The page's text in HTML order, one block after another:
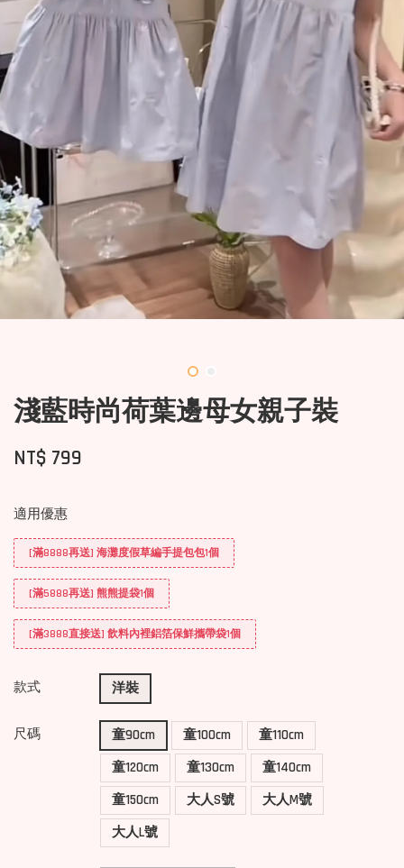
淺藍時尚荷葉邊母女親子裝
NT$ 799
適用優惠
[滿8888再送] 海灘度假草編手提包包1個
[滿5888再送] 熊熊提袋1個
[滿3888直接送] 飲料內裡鋁箔保鮮攜帶袋1個
款式 洋裝
尺碼 童90cm 童100cm
童110cm
童120cm
童130cm
童140cm
童150cm
大人S號
大人M號
大人L號